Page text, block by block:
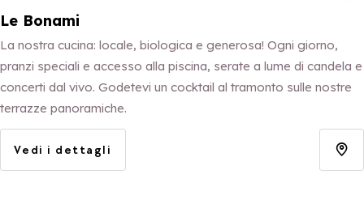
Le Bonami
La nostra cucina: locale, biologica e generosa! Ogni giorno,
pranzi speciali e accesso alla piscina, serate a lume di candela e
concerti dal vivo. Godetevi un cocktail al tramonto sulle nostre
terrazze panoramiche.
Vedi i dettagli